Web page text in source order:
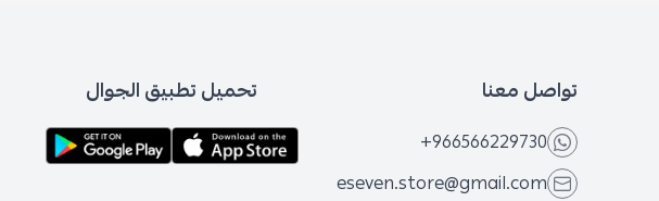
تواصل معنا
+966566229730
eseven.store@gmail.com
تحميل تطبيق الجوال